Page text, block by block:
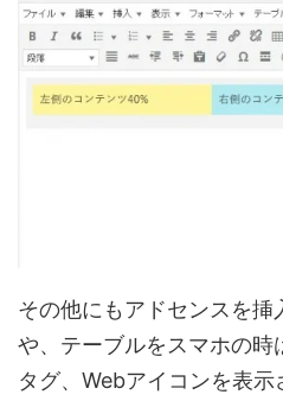
その他にもアドセンスを挿
や、テーブルをスマホの時
タグ、Webアイコンを表